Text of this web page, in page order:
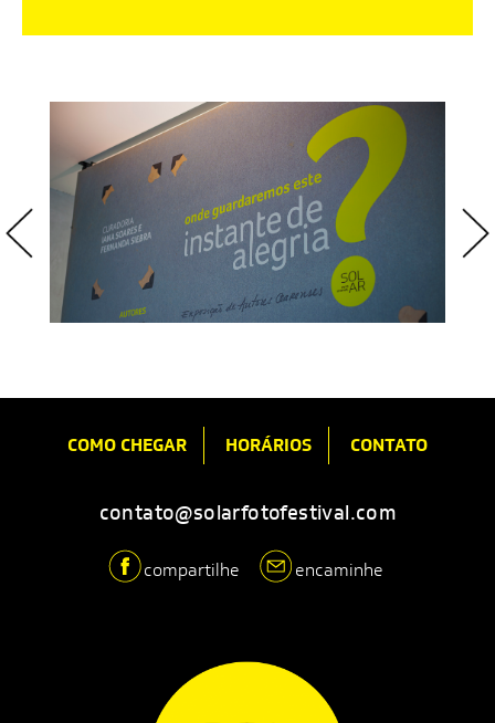
COMO CHEGAR HORÁRIOS CONTATO
contato@solarfotofestival.com
compartilhe encaminhe